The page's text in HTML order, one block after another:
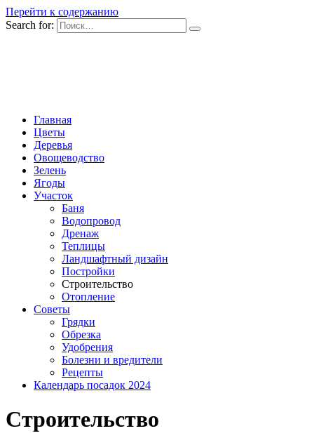
Перейти к содержанию
Search for:
Главная
Цветы
Деревья
Овощеводство
Зелень
Ягоды
Участок
Баня
Водопровод
Дренаж
Теплицы
Ландшафтный дизайн
Постройки
Строительство
Отопление
Советы
Грядки
Обрезка
Удобрения
Болезни и вредители
Рецепты
Календарь посадок 2024
Строительство